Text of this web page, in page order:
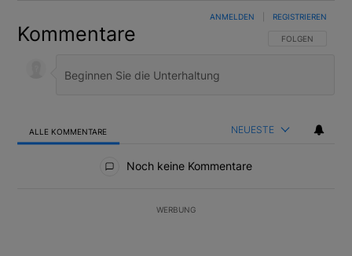
Kommentare FOLGE DIESER
FOLGEN
ANMELDEN REGISTRIEREN
ALLE KOMMENTARE NEUESTE
Noch keine Kommentare
WERBUNG